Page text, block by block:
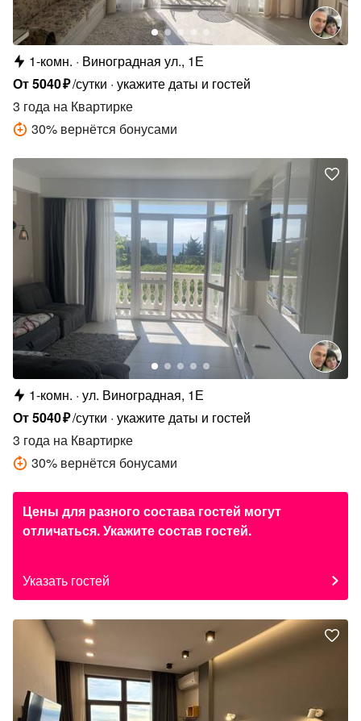
1-комн.
Виноградная ул., 1Е
От5040₽/сутки укажите даты и гостей
3 года на Квартирке
30% вернётся бонусами
1-комн. ул. Виноградная, 1Е
От5040₽/сутки укажите даты и гостей
3 года на Квартирке
30% вернётся бонусами
Цены для разного состава гостей могут
отличаться. Укажите состав гостей.
Указать гостей